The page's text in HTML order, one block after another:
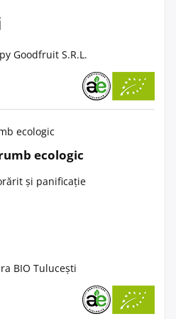
Goodfruit S.R.L.
ecologic
și panificație
BIO Tulucești